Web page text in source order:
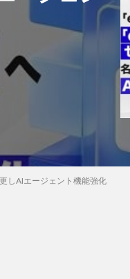
しAIエージェント機能強化